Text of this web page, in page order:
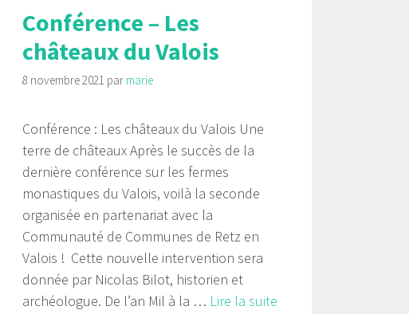
Conférence – Les
châteaux du Valois
8 novembre 2021 par marie
Conférence : Les châteaux du Valois Une
terre de châteaux Après le succès de la
dernière conférence sur les fermes
monastiques du Valois, voilà la seconde
organisée en partenariat avec la
Communauté de Communes de Retz en
Valois ! Cette nouvelle intervention sera
donnée par Nicolas Bilot, historien et
archéologue. De l’an Mil à la … Lire la suite